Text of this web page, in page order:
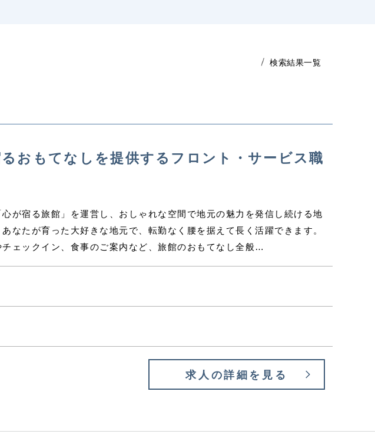
検索結果一覧
るおもてなしを提供するフロント・サービス職
が宿る旅館」を運営し、おしゃれな空間で地元の魅力を発信し続ける地
なたが育った大好きな地元で、転勤なく腰を据えて長く活躍できます。
ェックイン、食事のご案内など、旅館のおもてなし全般…
求人の詳細を見る